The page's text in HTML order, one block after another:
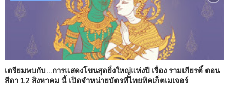
เตรียมพบกับ...การแสดงโขนสุดยิ่งใหญ่แห่งปี เรื่อง รามเกียรติ์ ตอน
สีดา 12 สิงหาคม นี้ เปิดจำหน่ายบัตรที่ไทยทิคเก็ตเมเจอร์